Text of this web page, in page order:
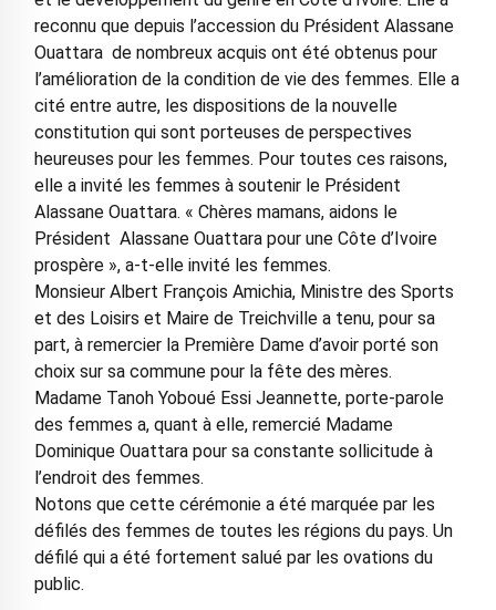
reconnu que depuis l’accession du Président Alassane
Ouattara de nombreux acquis ont été obtenus pour
l’amélioration de la condition de vie des femmes. Elle a
cité entre autre, les dispositions de la nouvelle
constitution qui sont porteuses de perspectives
heureuses pour les femmes. Pour toutes ces raisons,
elle a invité les femmes à soutenir le Président
Alassane Ouattara. « Chères mamans, aidons le
Président Alassane Ouattara pour une Côte d’Ivoire
prospère », a-t-elle invité les femmes.
Monsieur Albert François Amichia, Ministre des Sports
et des Loisirs et Maire de Treichville a tenu, pour sa
part, à remercier la Première Dame d’avoir porté son
choix sur sa commune pour la fête des mères.
Madame Tanoh Yoboué Essi Jeannette, porte-parole
des femmes a, quant à elle, remercié Madame
Dominique Ouattara pour sa constante sollicitude à
l’endroit des femmes.
Notons que cette cérémonie a été marquée par les
défilés des femmes de toutes les régions du pays. Un
défilé qui a été fortement salué par les ovations du
public.